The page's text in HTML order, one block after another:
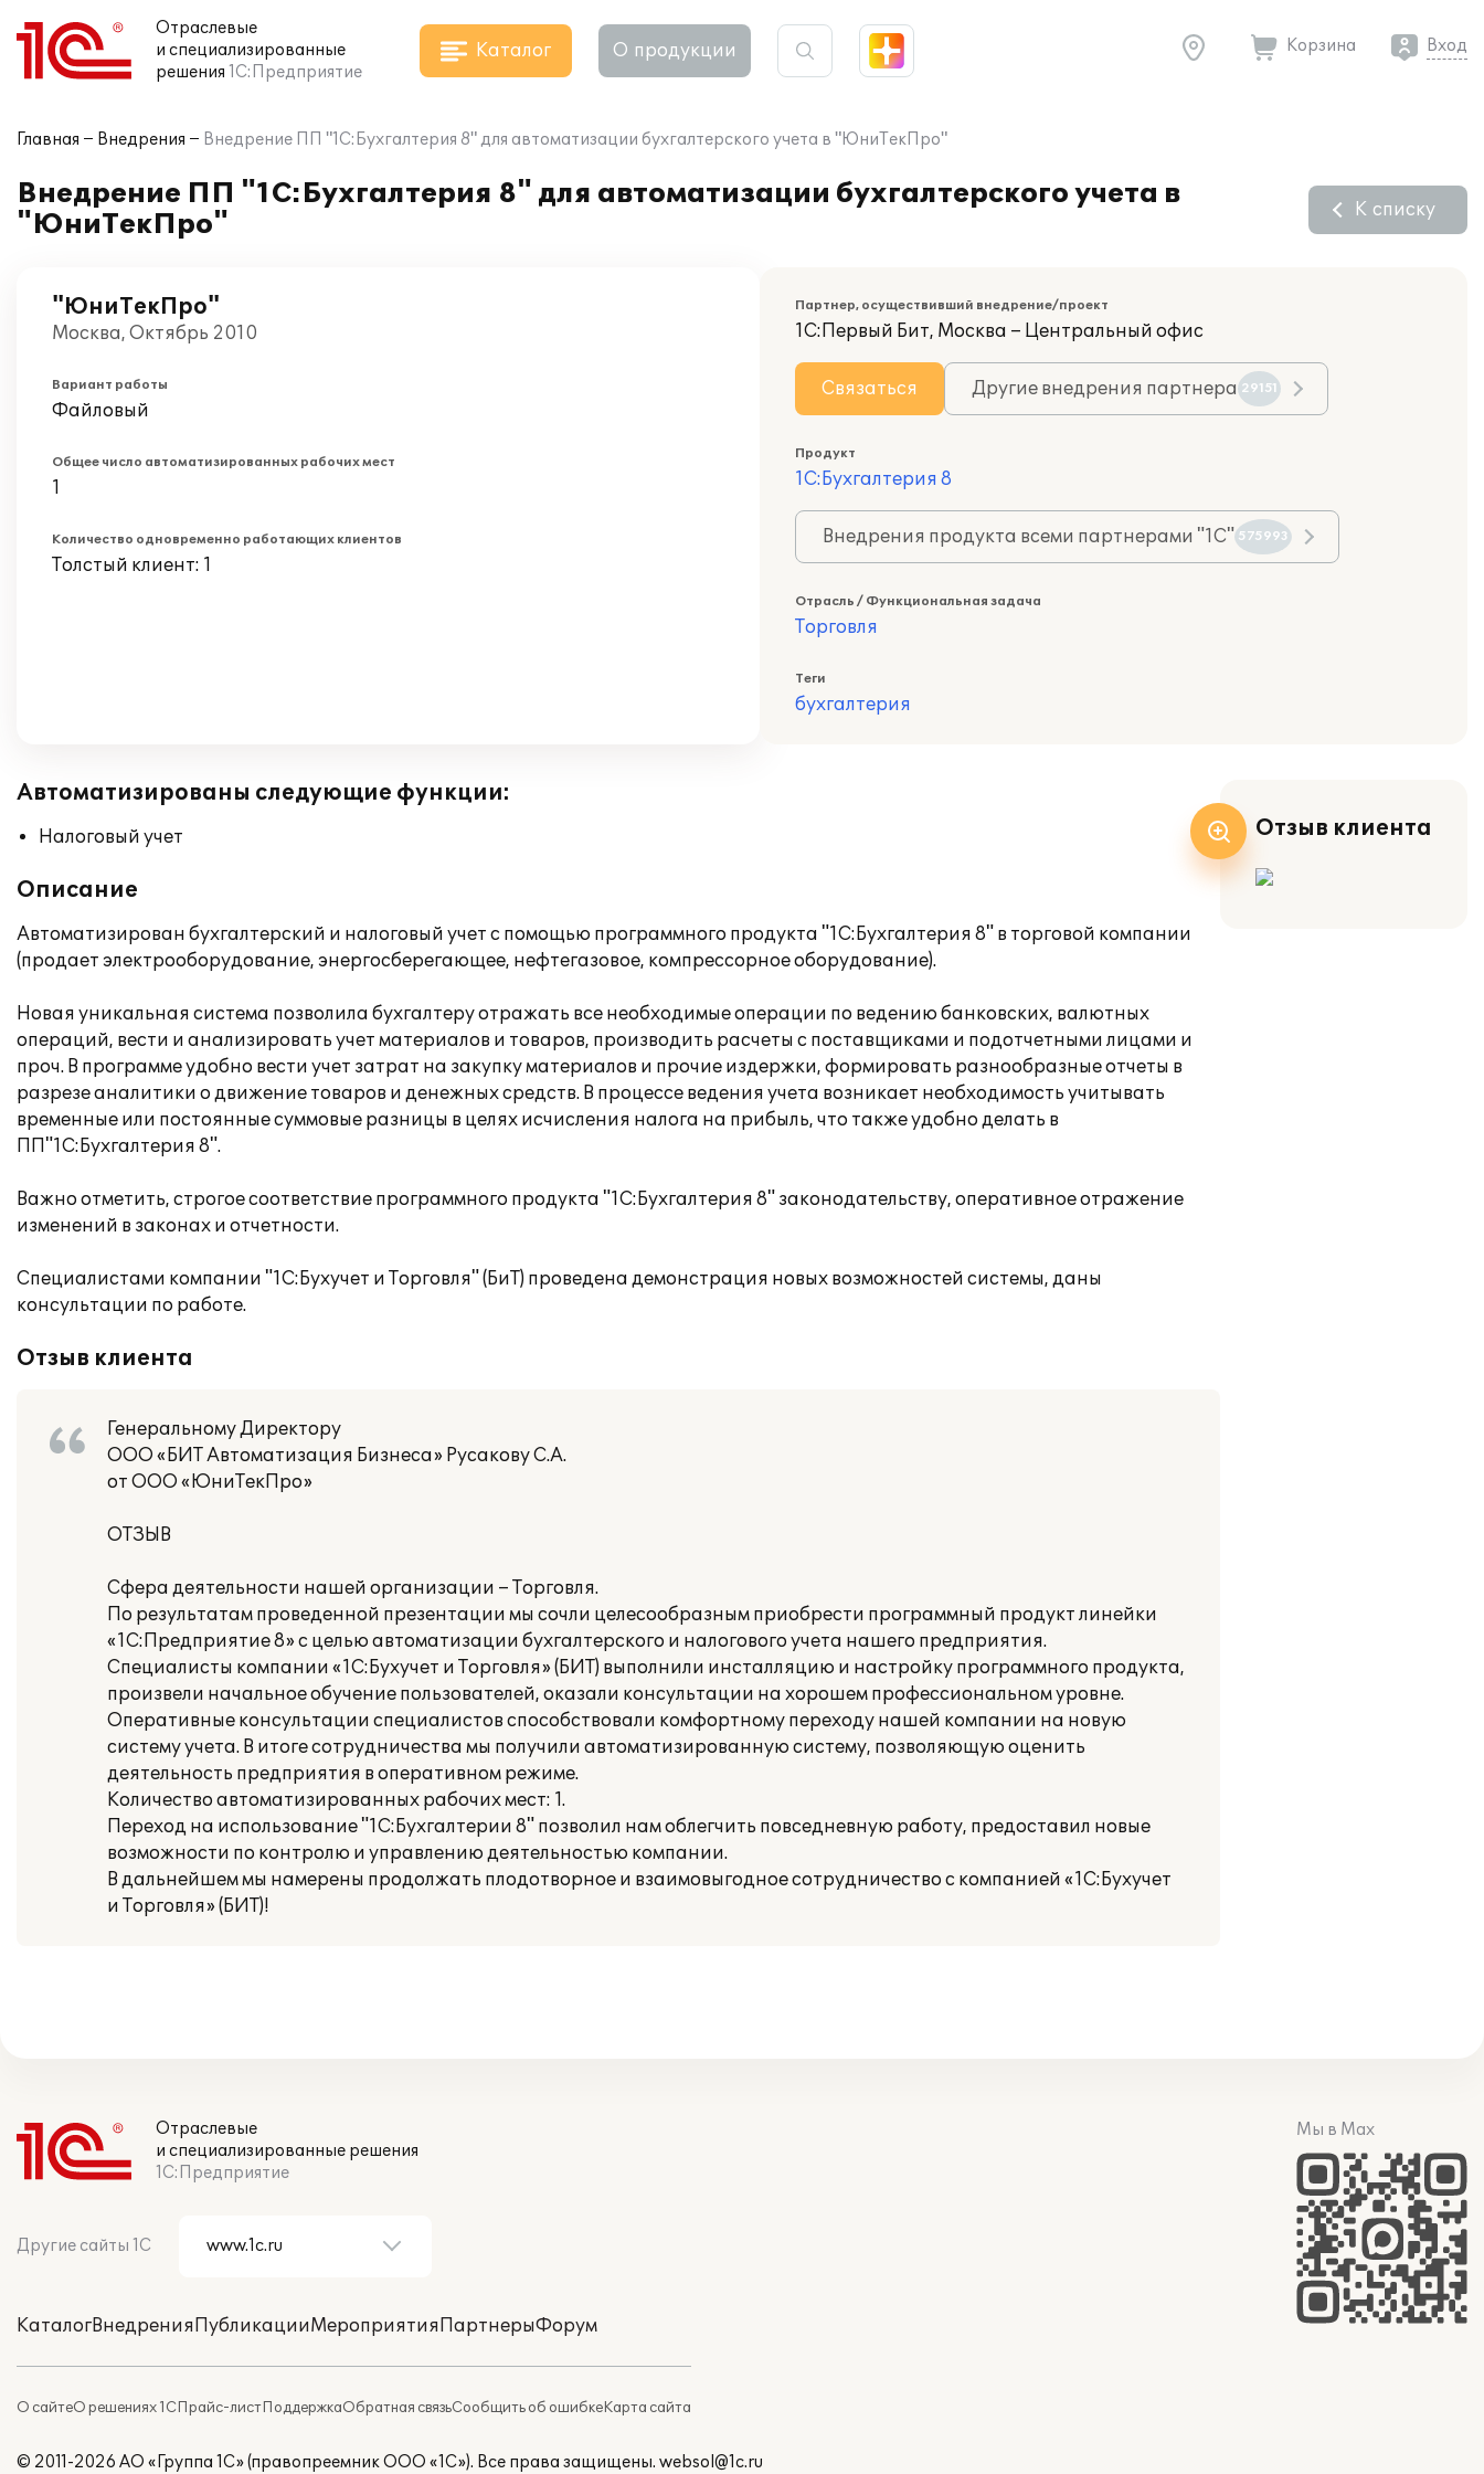
Отраслевые
и специализированные
решения 1С:Предприятие
Каталог О продукции Корзина Вход
Главная Внедрения Внедрение ПП "1С:Бухгалтерия 8" для автоматизации бухгалтерского учета в "ЮниТекПро"
Внедрение ПП "1С:Бухгалтерия 8" для автоматизации бухгалтерского учета в
"ЮниТекПро"
К списку
"ЮниТекПро"
Москва, Октябрь 2010
Вариант работы
Файловый
Общее число автоматизированных рабочих мест
1
Количество одновременно работающих клиентов
Толстый клиент: 1
Партнер, осуществивший внедрение/проект
1С:Первый Бит, Москва – Центральный офис
Связаться Другие внедрения партнера 29151
Продукт
1С:Бухгалтерия 8
Внедрения продукта всеми партнерами "1С" 575993
Отрасль / Функциональная задача
Торговля
Теги
бухгалтерия
Автоматизированы следующие функции:
Налоговый учет
Описание
Автоматизирован бухгалтерский и налоговый учет с помощью программного продукта "1С:Бухгалтерия 8" в торговой компании
(продает электрооборудование, энергосберегающее, нефтегазовое, компрессорное оборудование).
Новая уникальная система позволила бухгалтеру отражать все необходимые операции по ведению банковских, валютных
операций, вести и анализировать учет материалов и товаров, производить расчеты с поставщиками и подотчетными лицами и
проч. В программе удобно вести учет затрат на закупку материалов и прочие издержки, формировать разнообразные отчеты в
разрезе аналитики о движение товаров и денежных средств. В процессе ведения учета возникает необходимость учитывать
временные или постоянные суммовые разницы в целях исчисления налога на прибыль, что также удобно делать в
ПП"1С:Бухгалтерия 8".
Важно отметить, строгое соответствие программного продукта "1С:Бухгалтерия 8" законодательству, оперативное отражение
изменений в законах и отчетности.
Специалистами компании "1С:Бухучет и Торговля" (БиТ) проведена демонстрация новых возможностей системы, даны
консультации по работе.
Отзыв клиента
Генеральному Директору
ООО «БИТ Автоматизация Бизнеса» Русакову С.А.
от ООО «ЮниТекПро»
ОТЗЫВ
Сфера деятельности нашей организации – Торговля.
По результатам проведенной презентации мы сочли целесообразным приобрести программный продукт линейки
«1С:Предприятие 8» с целью автоматизации бухгалтерского и налогового учета нашего предприятия.
Специалисты компании «1С:Бухучет и Торговля» (БИТ) выполнили инсталляцию и настройку программного продукта,
произвели начальное обучение пользователей, оказали консультации на хорошем профессиональном уровне.
Оперативные консультации специалистов способствовали комфортному переходу нашей компании на новую
систему учета. В итоге сотрудничества мы получили автоматизированную систему, позволяющую оценить
деятельность предприятия в оперативном режиме.
Количество автоматизированных рабочих мест: 1.
Переход на использование "1С:Бухгалтерии 8" позволил нам облегчить повседневную работу, предоставил новые
возможности по контролю и управлению деятельностью компании.
В дальнейшем мы намерены продолжать плодотворное и взаимовыгодное сотрудничество с компанией «1С:Бухучет
и Торговля» (БИТ)!
Отзыв клиента
Отраслевые
и специализированные решения
1С:Предприятие
Другие сайты 1С
КаталогВнедренияПубликацииМероприятияПартнерыФорум
О сайтеО решениях 1СПрайс-листПоддержкаОбратная связьСообщить об ошибкеКарта сайта
Мы в Max
© 2011-2026 АО «Группа 1С» (правопреемник ООО «1С»). Все права защищены. websol@1c.ru